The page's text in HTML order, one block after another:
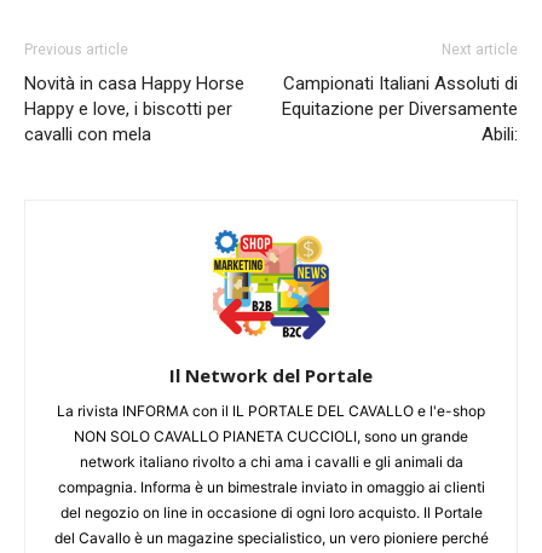
Previous article
Novità in casa Happy Horse
Happy e love, i biscotti per
cavalli con mela
Next article
Campionati Italiani Assoluti di
Equitazione per Diversamente
Abili:
Il Network del Portale
La rivista INFORMA con il IL PORTALE DEL CAVALLO e l'e-shop
NON SOLO CAVALLO PIANETA CUCCIOLI, sono un grande
network italiano rivolto a chi ama i cavalli e gli animali da
compagnia. Informa è un bimestrale inviato in omaggio ai clienti
del negozio on line in occasione di ogni loro acquisto. Il Portale
del Cavallo è un magazine specialistico, un vero pioniere perché